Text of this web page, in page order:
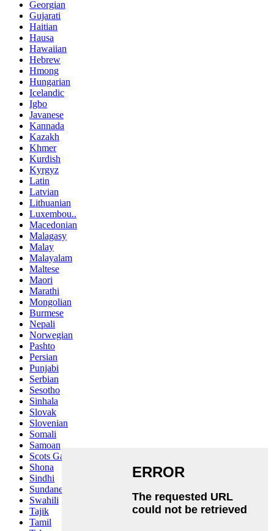
Georgian
Gujarati
Haitian
Hausa
Hawaiian
Hebrew
Hmong
Hungarian
Icelandic
Igbo
Javanese
Kannada
Kazakh
Khmer
Kurdish
Kyrgyz
Latin
Latvian
Lithuanian
Luxembou..
Macedonian
Malagasy
Malay
Malayalam
Maltese
Maori
Marathi
Mongolian
Burmese
Nepali
Norwegian
Pashto
Persian
Punjabi
Serbian
Sesotho
Sinhala
Slovak
Slovenian
Somali
Samoan
Scots Gaelic
Shona
Sindhi
Sundanese
Swahili
Tajik
Tamil